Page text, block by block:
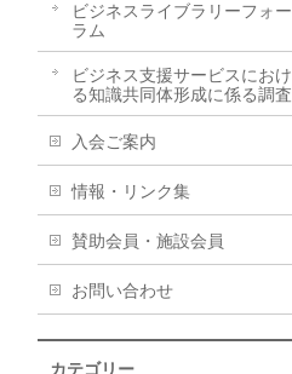
ビジネスライブラリーフォー
ラム
ビジネス支援サービスにおけ
る知識共同体形成に係る調査
入会ご案内
情報・リンク集
賛助会員・施設会員
お問い合わせ
カテゴリー